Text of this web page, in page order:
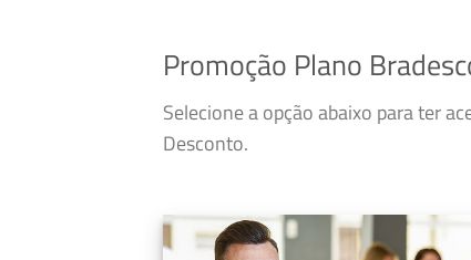
Promoção Plano
Selecione a opção abaixo para ter
Desconto.